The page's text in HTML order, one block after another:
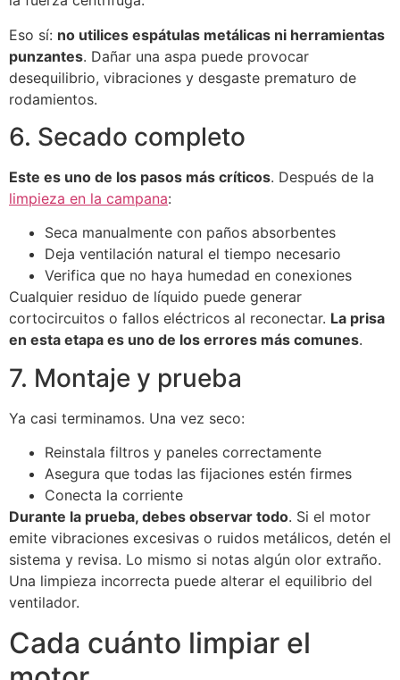
Eso sí: no utilices espátulas metálicas ni herramientas
punzantes. Dañar una aspa puede provocar
desequilibrio, vibraciones y desgaste prematuro de
rodamientos.
6. Secado completo
Este es uno de los pasos más críticos. Después de la
limpieza en la campana:
Seca manualmente con paños absorbentes
Deja ventilación natural el tiempo necesario
Verifica que no haya humedad en conexiones
Cualquier residuo de líquido puede generar
cortocircuitos o fallos eléctricos al reconectar. La prisa
en esta etapa es uno de los errores más comunes.
7. Montaje y prueba
Ya casi terminamos. Una vez seco:
Reinstala filtros y paneles correctamente
Asegura que todas las fijaciones estén firmes
Conecta la corriente
Durante la prueba, debes observar todo. Si el motor
emite vibraciones excesivas o ruidos metálicos, detén el
sistema y revisa. Lo mismo si notas algún olor extraño.
Una limpieza incorrecta puede alterar el equilibrio del
ventilador.
Cada cuánto limpiar el